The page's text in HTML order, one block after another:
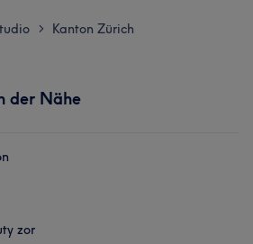
> Kanton Zürich
der Nähe
zor